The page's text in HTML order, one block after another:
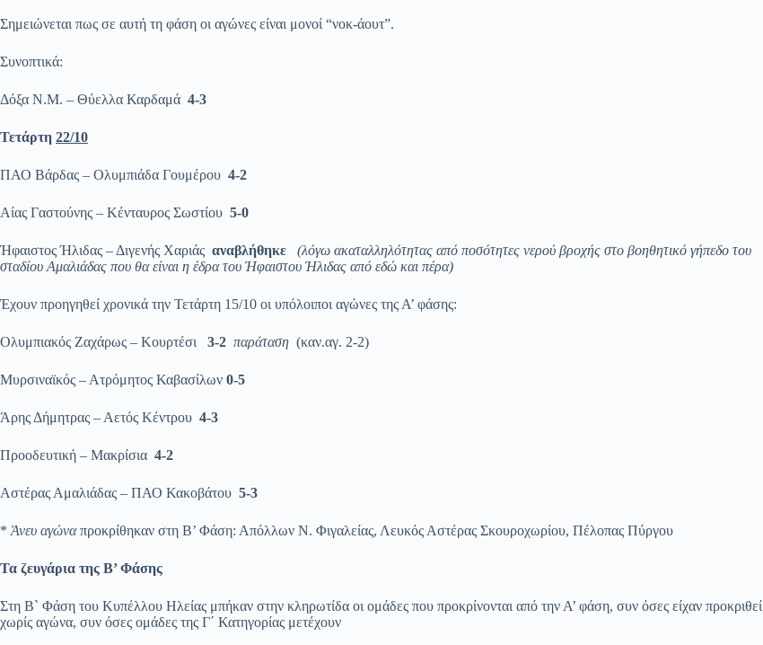
Σημειώνεται πως σε αυτή τη φάση οι αγώνες είναι μονοί “νοκ-άουτ”.
Συνοπτικά:
Δόξα Ν.Μ. – Θύελλα Καρδαμά 4-3
Τετάρτη 22/10
ΠΑΟ Βάρδας – Ολυμπιάδα Γουμέρου 4-2
Αίας Γαστούνης – Κένταυρος Σωστίου 5-0
Ήφαιστος Ήλιδας – Διγενής Χαριάς αναβλήθηκε
(λόγω ακαταλληλότητας από ποσότητες νερού βροχής στο βοηθητικό γήπεδο του
σταδίου Αμαλιάδας που θα είναι η έδρα του Ήφαιστου Ήλιδας από εδώ και πέρα)
Έχουν προηγηθεί χρονικά την Τετάρτη 15/10 οι υπόλοιποι αγώνες της Α’ φάσης:
Ολυμπιακός Ζαχάρως – Κουρτέσι 3-2 παράταση (καν.αγ. 2-2)
Μυρσιναϊκός – Ατρόμητος Καβασίλων 0-5
Άρης Δήμητρας – Αετός Κέντρου 4-3
Προοδευτική – Μακρίσια 4-2
Αστέρας Αμαλιάδας – ΠΑΟ Κακοβάτου 5-3
* Άνευ αγώναπροκρίθηκαν στη Β’ Φάση: Απόλλων Ν. Φιγαλείας, Λευκός Αστέρας Σκουροχωρίου, Πέλοπας Πύργου
Τα ζευγάρια της Β’ Φάσης
Στη Β` Φάση του Κυπέλλου Ηλείας μπήκαν στην κληρωτίδα οι ομάδες που προκρίνονται από την Α’ φάση, συν όσες είχαν προκριθεί
χωρίς αγώνα, συν όσες ομάδες της Γ΄ Κατηγορίας μετέχουν